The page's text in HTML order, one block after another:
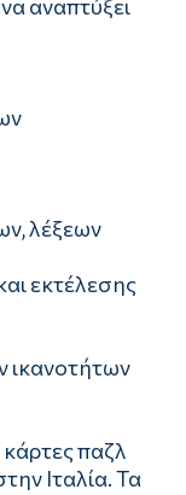
αναπτύξει
λέξεων
εκτέλεσης
ικανοτήτων
παζλ
Ιταλία. Τα